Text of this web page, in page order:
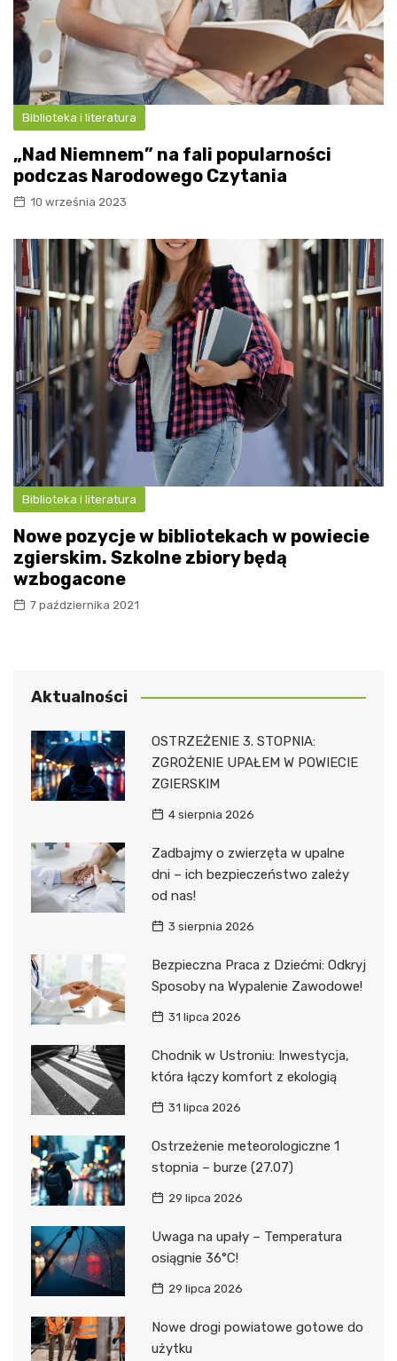
Biblioteka i literatura
„Nad Niemnem” na fali popularności
podczas Narodowego Czytania
10 września 2023
Biblioteka i literatura
Nowe pozycje w bibliotekach w powiecie
zgierskim. Szkolne zbiory będą
wzbogacone
7 października 2021
Aktualności
OSTRZEŻENIE 3. STOPNIA:
ZGROŻENIE UPAŁEM W POWIECIE
ZGIERSKIM
4 sierpnia 2026
Zadbajmy o zwierzęta w upalne
dni – ich bezpieczeństwo zależy
od nas!
3 sierpnia 2026
Bezpieczna Praca z Dziećmi: Odkryj
Sposoby na Wypalenie Zawodowe!
31 lipca 2026
Chodnik w Ustroniu: Inwestycja,
która łączy komfort z ekologią
31 lipca 2026
Ostrzeżenie meteorologiczne 1
stopnia – burze (27.07)
29 lipca 2026
Uwaga na upały – Temperatura
osiągnie 36°C!
29 lipca 2026
Nowe drogi powiatowe gotowe do
użytku